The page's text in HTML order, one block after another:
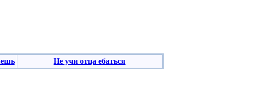
Не учи отца ебаться